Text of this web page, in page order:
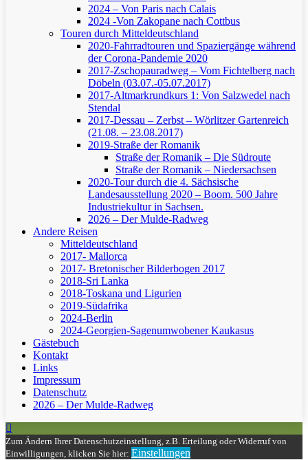
2024 – Von Paris nach Calais
2024 -Von Zakopane nach Cottbus
Touren durch Mitteldeutschland
2020-Fahrradtouren und Spaziergänge während
der Corona-Pandemie 2020
2017-Zschopauradweg – Vom Fichtelberg nach
Döbeln (03.07.-05.07.2017)
2017-Altmarkrundkurs 1: Von Salzwedel nach
Stendal
2017-Dessau – Zerbst – Wörlitzer Gartenreich
(21.08. – 23.08.2017)
2019-Straße der Romanik
Straße der Romanik – Die Südroute
Straße der Romanik – Niedersachsen
2020-Tour durch die 4. Sächsische
Landesausstellung 2020 – Boom. 500 Jahre
Industriekultur in Sachsen.
2026 – Der Mulde-Radweg
Andere Reisen
Mitteldeutschland
2017- Mallorca
2017- Bretonischer Bilderbogen 2017
2018-Sri Lanka
2018-Toskana und Ligurien
2019-Südafrika
2024-Berlin
2024-Georgien-Sagenumwobener Kaukasus
Gästebuch
Kontakt
Links
Impressum
Datenschutz
2026 – Der Mulde-Radweg
Zum Ändern Ihrer Datenschutzeinstellung, z.B. Erteilung oder Widerruf von
Einwilligungen, klicken Sie hier: Einstellungen